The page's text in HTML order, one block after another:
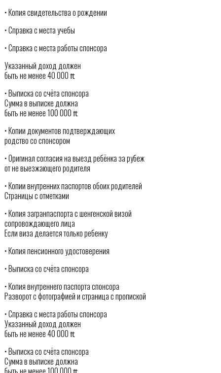
• Копия свидетельства о рождении
• Справка с места учебы
• Справка с места работы спонсора
Указанный доход должен
быть не менее 40 000 ₶
• Выписка со счёта спонсора
Сумма в выписке должна
быть не менее 100 000 ₶
• Копии документов подтверждающих
родство со спонсором
• Оригинал согласия на выезд ребёнка за рубеж
от не выезжающего родителя
• Копии внутренних паспортов обоих родителей
Страницы с отметками
• Копия загранпаспорта с шенгенской визой
сопровождающего лица
Если виза делается только ребенку
• Копия пенсионного удостоверения
• Выписка со счёта спонсора
• Копия внутреннего паспорта спонсора
Разворот с фотографией и страница с пропиской
• Справка с места работы спонсора
Указанный доход должен
быть не менее 40 000 ₶
• Выписка со счёта спонсора
Сумма в выписке должна